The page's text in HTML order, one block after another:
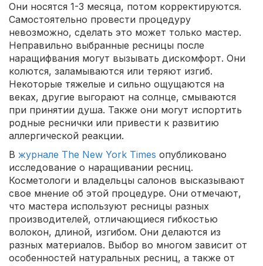
Они носятся 1-3 месяца, потом корректируются.
Самостоятельно провести процедуру
невозможно, сделать это может только мастер.
Неправильно выбранные ресницы после
наращифвания могут вызывать дискомфорт. Они
колются, заламываются или теряют изгиб.
Некоторые тяжелые и сильно ощущаются на
веках, другие выгорают на солнце, смываются
при принятии душа. Также они могут испортить
родные реснички или привести к развитию
аллергической реакции.
В журнале The New York Times опубликовано
исследование о наращивании ресниц.
Косметологи и владельцы салонов высказывают
свое мнение об этой процедуре. Они отмечают,
что мастера используют ресницы разных
производителей, отличающиеся гибкостью
волокон, длиной, изгибом. Они делаются из
разных материалов. Выбор во многом зависит от
особенностей натуральных ресниц, а также от